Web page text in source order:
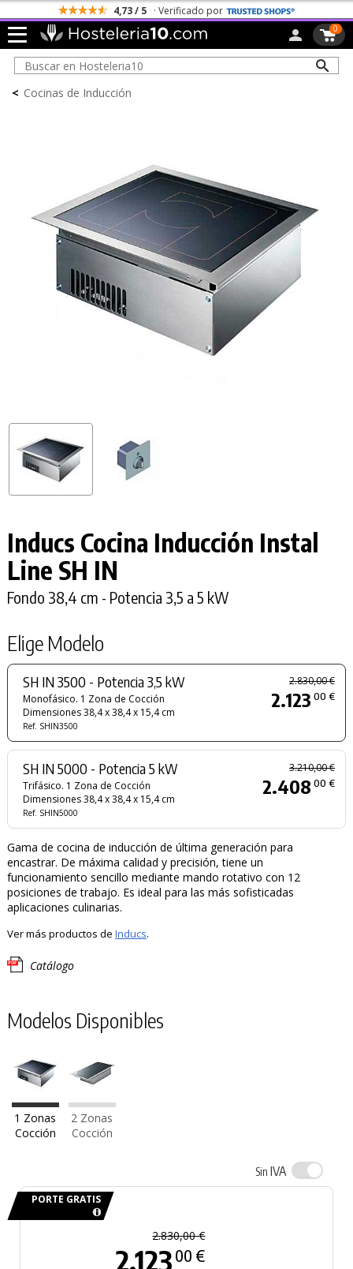
4,73 / 5 · Verificado por
0
< Cocinas de Inducción
Inducs Cocina Inducción Instal
Line SH IN
Fondo 38,4 cm - Potencia 3,5 a 5 kW
Elige Modelo
SH IN 3500 - Potencia 3,5 kW
Monofásico. 1 Zona de Cocción
Dimensiones 38,4 x 38,4 x 15,4 cm
Ref. SHIN3500
2.830,00 €
2.123 00 €
SH IN 5000 - Potencia 5 kW
Trifásico. 1 Zona de Cocción
Dimensiones 38,4 x 38,4 x 15,4 cm
Ref. SHIN5000
3.210,00 €
2.408 00 €
Gama de cocina de inducción de última generación para
encastrar. De máxima calidad y precisión, tiene un
funcionamiento sencillo mediante mando rotativo con 12
posiciones de trabajo. Es ideal para las más sofisticadas
aplicaciones culinarias.
Ver más productos de Inducs.
Catálogo
Modelos Disponibles
1 Zonas
Cocción
2 Zonas
Cocción
Sin IVA
PORTE GRATIS
2.830,00 €
2.123 00 €